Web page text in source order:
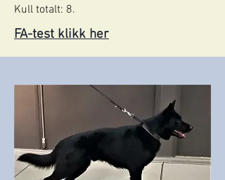
Kull totalt: 8.
FA-test klikk her